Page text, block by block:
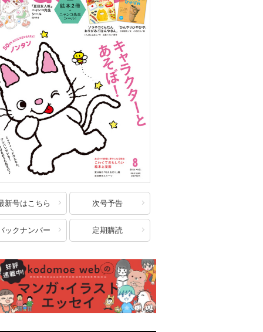
新号はこちら 次号予告
ックナンバー 定期購読